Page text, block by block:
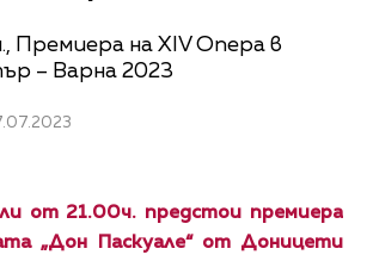
Премиера на XIV Опера в
– Варна 2023
от 21.00ч. предстои премиера
„Дон Паскуале“ от Доницети